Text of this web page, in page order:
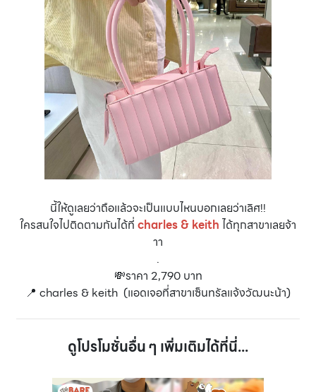
นี้ให้ดูเลยว่าถือแล้วจะเป็นแบบไหนบอกเลยว่าเลิศ!!
ใครสนใจไปติดตามกันได้ที่ charles & keith ได้ทุกสาขาเลยจ้า
าา
.
💸ราคา 2,790 บาท
📍 charles & keith (แอดเจอที่สาขาเซ็นทรัลแจ้งวัฒนะน้า)
ดูโปรโมชั่นอื่น ๆ เพิ่มเติมได้ที่นี่...